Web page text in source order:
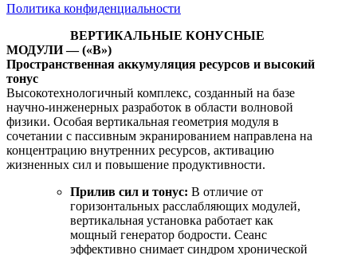
Политика конфиденциальности
ВЕРТИКАЛЬНЫЕ КОНУСНЫЕ
МОДУЛИ — («В»)
Пространственная аккумуляция ресурсов и высокий
тонус
Высокотехнологичный комплекс, созданный на базе
научно-инженерных разработок в области волновой
физики. Особая вертикальная геометрия модуля в
сочетании с пассивным экранированием направлена на
концентрацию внутренних ресурсов, активацию
жизненных сил и повышение продуктивности.
Прилив сил и тонус: В отличие от
горизонтальных расслабляющих модулей,
вертикальная установка работает как
мощный генератор бодрости. Сеанс
эффективно снимает синдром хронической